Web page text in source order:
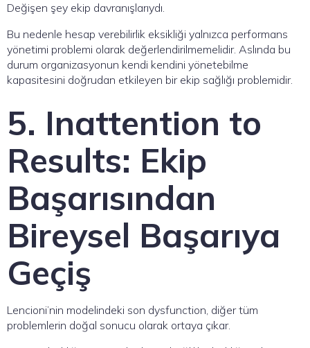
Değişen şey ekip davranışlarıydı.
Bu nedenle hesap verebilirlik eksikliği yalnızca performans
yönetimi problemi olarak değerlendirilmemelidir. Aslında bu
durum organizasyonun kendi kendini yönetebilme
kapasitesini doğrudan etkileyen bir ekip sağlığı problemidir.
5. Inattention to
Results: Ekip
Başarısından
Bireysel Başarıya
Geçiş
Lencioni’nin modelindeki son dysfunction, diğer tüm
problemlerin doğal sonucu olarak ortaya çıkar.